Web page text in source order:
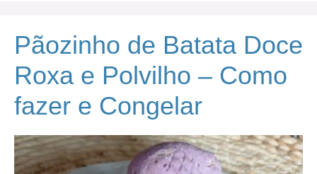
Pãozinho de Batata Doce
Roxa e Polvilho – Como
fazer e Congelar